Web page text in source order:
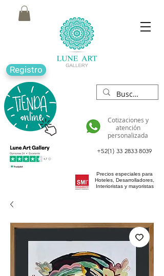
Registro
Cotizaciones y
atención
personalizada
+52(1) 33 2833 8039
Precios especiales para
Hoteles, Desarrolladores,
Interioristas y mayoristas